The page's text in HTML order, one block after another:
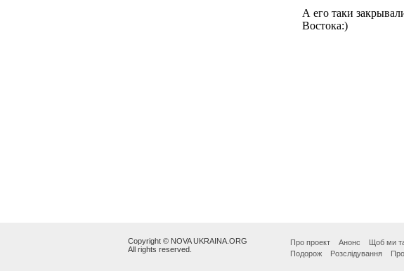
Copyright © NOVA UKRAINA.ORG
All rights reserved.
Про проект Анонс Щоб ми
Подорож
Розслідування